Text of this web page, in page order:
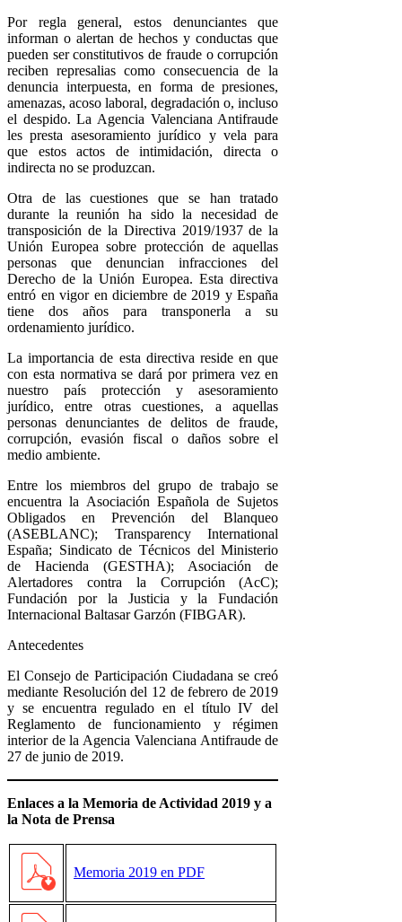
Por regla general, estos denunciantes que
informan o alertan de hechos y conductas que
pueden ser constitutivos de fraude o corrupción
reciben represalias como consecuencia de la
denuncia interpuesta, en forma de presiones,
amenazas, acoso laboral, degradación o, incluso
el despido. La Agencia Valenciana Antifraude
les presta asesoramiento jurídico y vela para
que estos actos de intimidación, directa o
indirecta no se produzcan.
Otra de las cuestiones que se han tratado
durante la reunión ha sido la necesidad de
transposición de la Directiva 2019/1937 de la
Unión Europea sobre protección de aquellas
personas que denuncian infracciones del
Derecho de la Unión Europea. Esta directiva
entró en vigor en diciembre de 2019 y España
tiene dos años para transponerla a su
ordenamiento jurídico.
La importancia de esta directiva reside en que
con esta normativa se dará por primera vez en
nuestro país protección y asesoramiento
jurídico, entre otras cuestiones, a aquellas
personas denunciantes de delitos de fraude,
corrupción, evasión fiscal o daños sobre el
medio ambiente.
Entre los miembros del grupo de trabajo se
encuentra la Asociación Española de Sujetos
Obligados en Prevención del Blanqueo
(ASEBLANC); Transparency International
España; Sindicato de Técnicos del Ministerio
de Hacienda (GESTHA); Asociación de
Alertadores contra la Corrupción (AcC);
Fundación por la Justicia y la Fundación
Internacional Baltasar Garzón (FIBGAR).
Antecedentes
El Consejo de Participación Ciudadana se creó
mediante Resolución del 12 de febrero de 2019
y se encuentra regulado en el título IV del
Reglamento de funcionamiento y régimen
interior de la Agencia Valenciana Antifraude de
27 de junio de 2019.
Enlaces a la Memoria de Actividad 2019 y a
la Nota de Prensa
Memoria 2019 en PDF